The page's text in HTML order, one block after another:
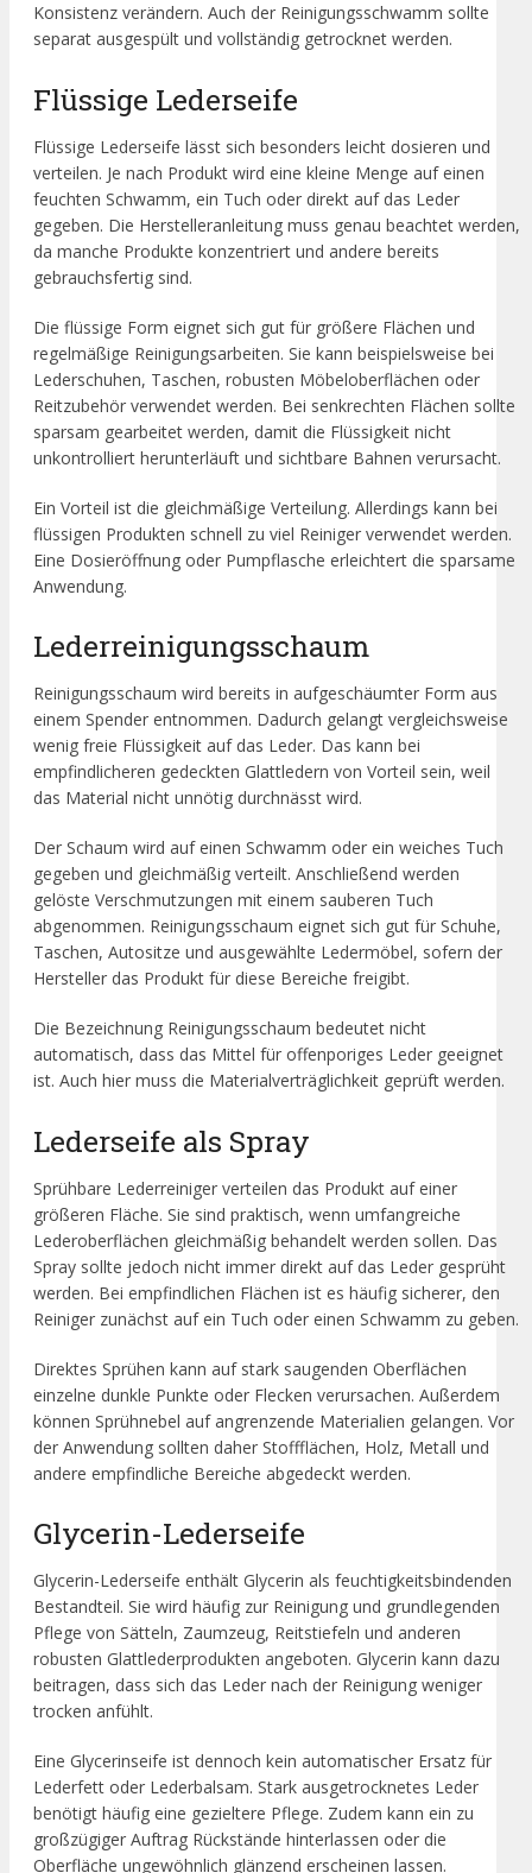
Konsistenz verändern. Auch der Reinigungsschwamm sollte
separat ausgespült und vollständig getrocknet werden.
Flüssige Lederseife
Flüssige Lederseife lässt sich besonders leicht dosieren und
verteilen. Je nach Produkt wird eine kleine Menge auf einen
feuchten Schwamm, ein Tuch oder direkt auf das Leder
gegeben. Die Herstelleranleitung muss genau beachtet werden,
da manche Produkte konzentriert und andere bereits
gebrauchsfertig sind.
Die flüssige Form eignet sich gut für größere Flächen und
regelmäßige Reinigungsarbeiten. Sie kann beispielsweise bei
Lederschuhen, Taschen, robusten Möbeloberflächen oder
Reitzubehör verwendet werden. Bei senkrechten Flächen sollte
sparsam gearbeitet werden, damit die Flüssigkeit nicht
unkontrolliert herunterläuft und sichtbare Bahnen verursacht.
Ein Vorteil ist die gleichmäßige Verteilung. Allerdings kann bei
flüssigen Produkten schnell zu viel Reiniger verwendet werden.
Eine Dosieröffnung oder Pumpflasche erleichtert die sparsame
Anwendung.
Lederreinigungsschaum
Reinigungsschaum wird bereits in aufgeschäumter Form aus
einem Spender entnommen. Dadurch gelangt vergleichsweise
wenig freie Flüssigkeit auf das Leder. Das kann bei
empfindlicheren gedeckten Glattledern von Vorteil sein, weil
das Material nicht unnötig durchnässt wird.
Der Schaum wird auf einen Schwamm oder ein weiches Tuch
gegeben und gleichmäßig verteilt. Anschließend werden
gelöste Verschmutzungen mit einem sauberen Tuch
abgenommen. Reinigungsschaum eignet sich gut für Schuhe,
Taschen, Autositze und ausgewählte Ledermöbel, sofern der
Hersteller das Produkt für diese Bereiche freigibt.
Die Bezeichnung Reinigungsschaum bedeutet nicht
automatisch, dass das Mittel für offenporiges Leder geeignet
ist. Auch hier muss die Materialverträglichkeit geprüft werden.
Lederseife als Spray
Sprühbare Lederreiniger verteilen das Produkt auf einer
größeren Fläche. Sie sind praktisch, wenn umfangreiche
Lederoberflächen gleichmäßig behandelt werden sollen. Das
Spray sollte jedoch nicht immer direkt auf das Leder gesprüht
werden. Bei empfindlichen Flächen ist es häufig sicherer, den
Reiniger zunächst auf ein Tuch oder einen Schwamm zu geben.
Direktes Sprühen kann auf stark saugenden Oberflächen
einzelne dunkle Punkte oder Flecken verursachen. Außerdem
können Sprühnebel auf angrenzende Materialien gelangen. Vor
der Anwendung sollten daher Stoffflächen, Holz, Metall und
andere empfindliche Bereiche abgedeckt werden.
Glycerin-Lederseife
Glycerin-Lederseife enthält Glycerin als feuchtigkeitsbindenden
Bestandteil. Sie wird häufig zur Reinigung und grundlegenden
Pflege von Sätteln, Zaumzeug, Reitstiefeln und anderen
robusten Glattlederprodukten angeboten. Glycerin kann dazu
beitragen, dass sich das Leder nach der Reinigung weniger
trocken anfühlt.
Eine Glycerinseife ist dennoch kein automatischer Ersatz für
Lederfett oder Lederbalsam. Stark ausgetrocknetes Leder
benötigt häufig eine gezieltere Pflege. Zudem kann ein zu
großzügiger Auftrag Rückstände hinterlassen oder die
Oberfläche ungewöhnlich glänzend erscheinen lassen.